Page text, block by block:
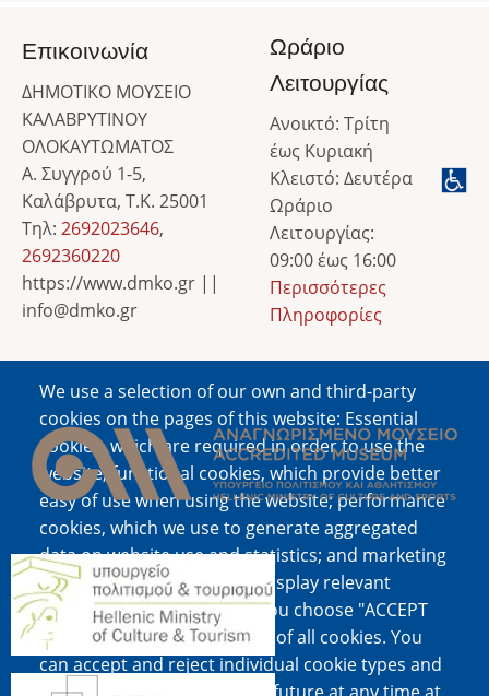
We use a selection of our own and third-party
cookies on the pages of this website: Essential
cookies, which are required in order to use the
website; functional cookies, which provide better
easy of use when using the website; performance
cookies, which we use to generate aggregated
data on website use and statistics; and marketing
cookies, which are used to display relevant
content and advertising. If you choose "ACCEPT
ALL", you consent to the use of all cookies. You
can accept and reject individual cookie types and
Επικοινωνία
ΔΗΜΟΤΙΚΟ ΜΟΥΣΕΙΟ
ΚΑΛΑΒΡΥΤΙΝΟΥ
ΟΛΟΚΑΥΤΩΜΑΤΟΣ
Α. Συγγρού 1-5,
Καλάβρυτα, Τ.Κ. 25001
Τηλ: 2692023646,
2692360220
https://www.dmko.gr ||
info@dmko.gr
Ωράριο
Λειτουργίας
Ανοικτό: Τρίτη
έως Κυριακή
Κλειστό: Δευτέρα
Ωράριο
Λειτουργίας:
09:00 έως 16:00
Περισσότερες
Πληροφορίες
Image
Image
Image